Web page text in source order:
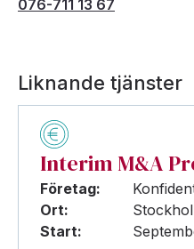
076-711 13 67
Liknande tjänster
Interim M&A
Företag:
Ort:
Start: